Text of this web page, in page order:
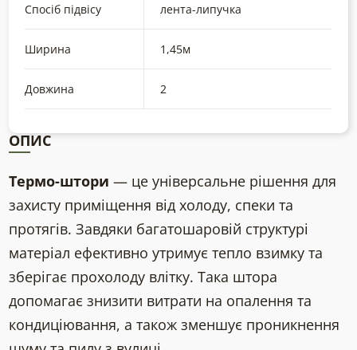
ОПИС
Термо-штори — це універсальне рішення для
захисту приміщення від холоду, спеки та
протягів. Завдяки багатошаровій структурі
матеріал ефективно утримує тепло взимку та
зберігає прохолоду влітку. Така штора
допомагає знизити витрати на опалення та
кондиціювання, а також зменшує проникнення
Спосіб підвісу лента-липучка
Ширина 1,45м
Довжина 2